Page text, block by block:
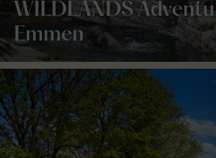
WILDLANDS
Emmen